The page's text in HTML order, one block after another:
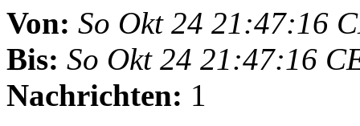
Von: So Okt 24 21:47:16
Bis: So Okt 24 21:47:16
Nachrichten: 1